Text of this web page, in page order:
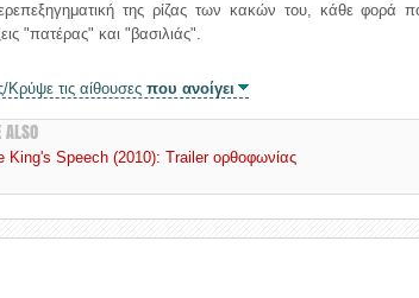
της ρίζας των κακών του, κάθε φορά
"πατέρας" και "βασιλιάς".
Κρύψε τις αίθουσες που ανοίγει
ALSO
King's Speech (2010): Trailer ορθοφωνίας